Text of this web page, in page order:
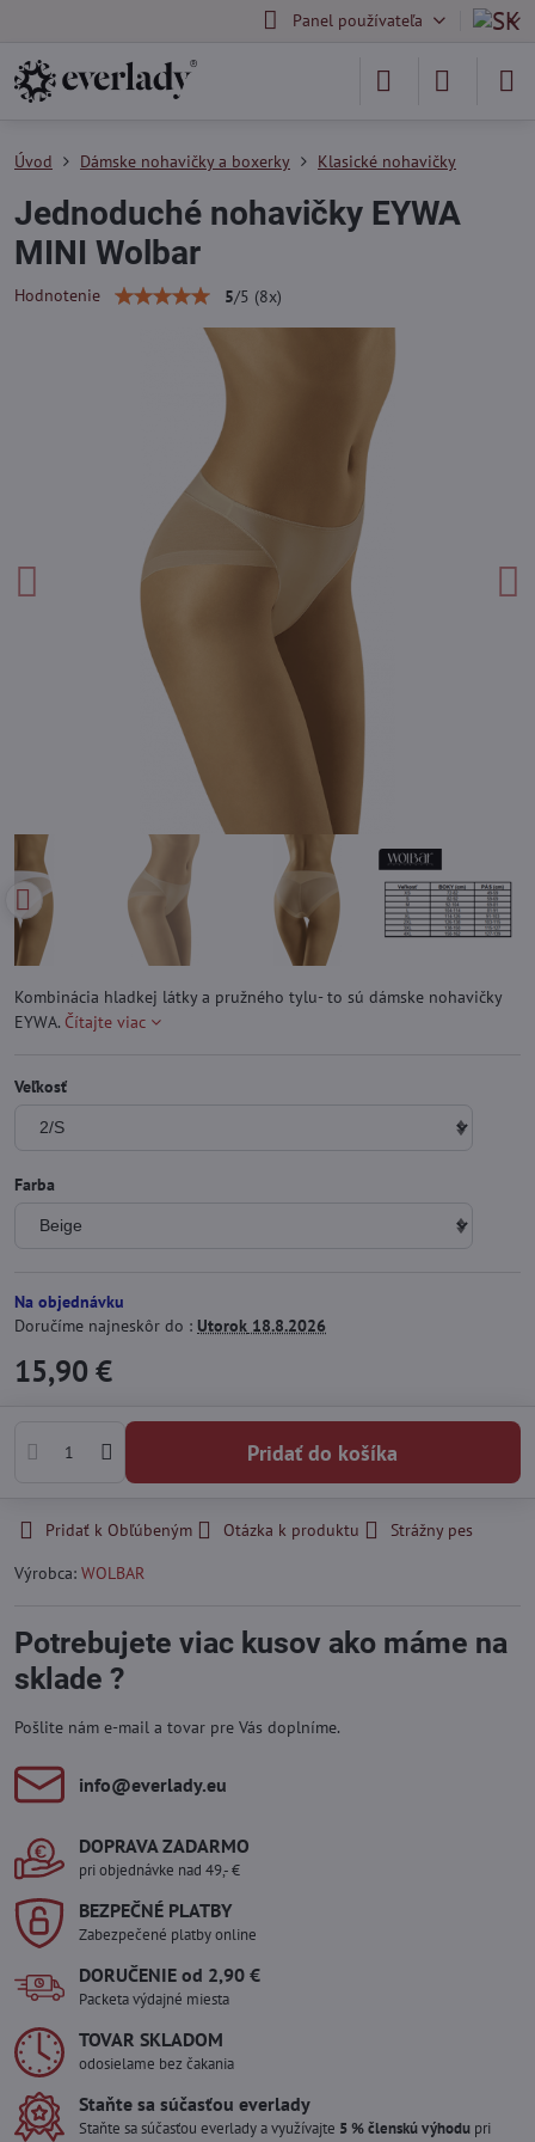
Panel používateľa
Úvod Dámske nohavičky a boxerky Klasické nohavičky
Jednoduché nohavičky EYWA
MINI Wolbar
Hodnotenie 5/5 (8x)
Kombinácia hladkej látky a pružného tylu- to sú dámske nohavičky
EYWA. Čítajte viac
Veľkosť
Farba
Na objednávku
Doručíme najneskôr do : Utorok 18.8.2026
15,90 €
Pridať do košíka
Pridať k Obľúbeným Otázka k produktu
Strážny pes
Výrobca: WOLBAR
Potrebujete viac kusov ako máme na
sklade ?
Pošlite nám e-mail a tovar pre Vás doplníme.
info​@everlady​.eu
DOPRAVA ZADARMO
pri objednávke nad 49,- €
BEZPEČNÉ PLATBY
Zabezpečené platby online
DORUČENIE od 2,90 €
Packeta výdajné miesta
TOVAR SKLADOM
odosielame bez čakania
Staňte sa súčasťou everlady
Staňte sa súčasťou everlady a využívajte 5 % členskú výhodu pri